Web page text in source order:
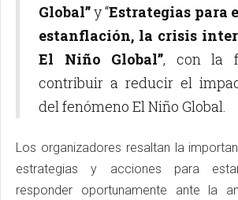
Global”y “Estrategias para
estanflación, la crisis
El Niño Global”, con la
contribuir a reducir el
del fenómeno El Niño Global.
Los organizadores resaltan la
estrategias y acciones para
responder oportunamente ante la